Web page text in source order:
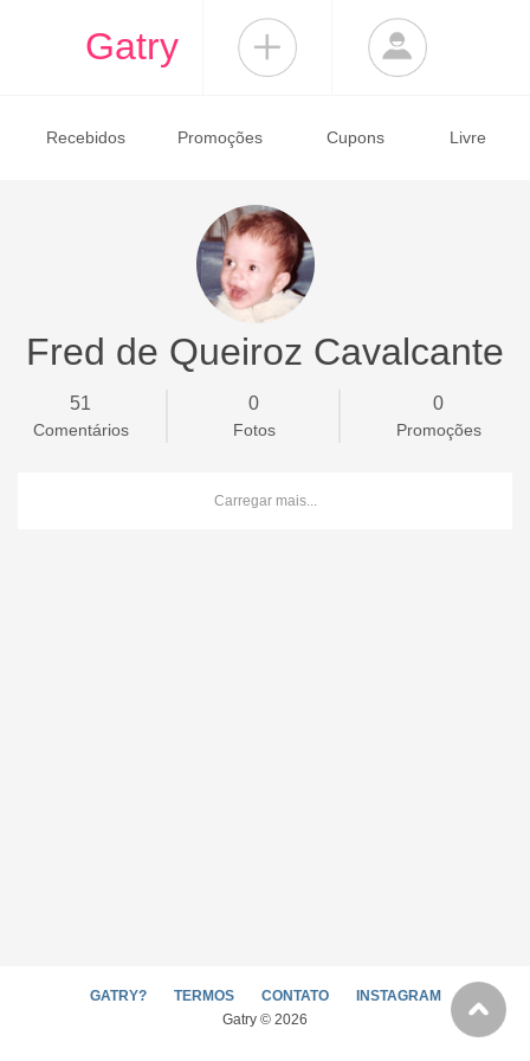
Gatry
Recebidos Promoções Cupons Livre
Fred de Queiroz Cavalcante
51
Comentários
0
Fotos
0
Promoções
Carregar mais...
GATRY? TERMOS CONTATO
INSTAGRAM
Gatry © 2026